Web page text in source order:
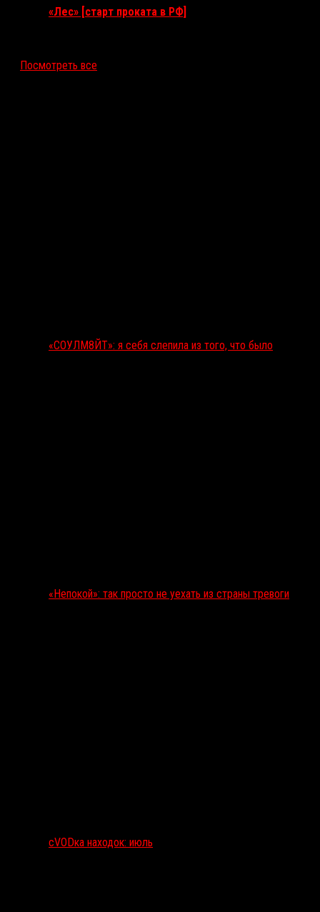
«Лес» [старт проката в РФ]
Посмотреть все
«СОУЛМ8ЙТ»: я себя слепила из того, что было
«Непокой»: так просто не уехать из страны тревоги
сVODка находок: июль